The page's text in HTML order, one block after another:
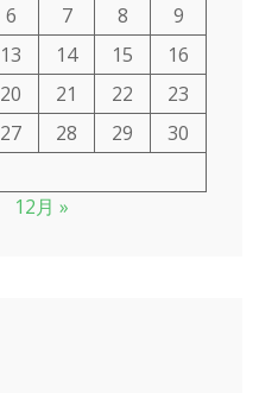
6 7 8
9
13 14 15
16
20 21 22
23
27 28 29
30
12月 »